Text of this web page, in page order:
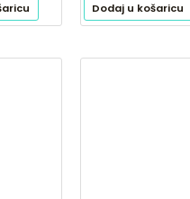
Dodaj u košaricu